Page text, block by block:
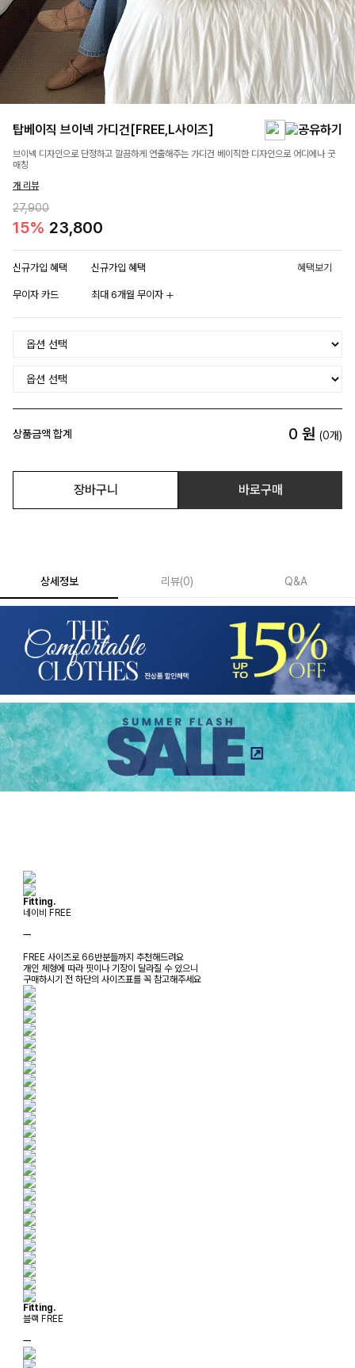
탑베이직 브이넥 가디건[FREE,L사이즈]
브이넥 디자인으로 단정하고 깔끔하게 연출해주는 가디건 베이직한 디자인으로 어디에나 굿
매칭
개 리뷰
27,900
15% 23,800
신규가입 혜택 신규가입 혜택 혜택보기
무이자 카드 최대 6개월 무이자
상품금액 합계 0 원 (0개)
장바구니 바로구매
상세정보 리뷰(0) Q&A
Fitting.
네이비 FREE
ㅡ
FREE 사이즈로 66반분들까지 추천해드려요
개인 체형에 따라 핏이나 기장이 달라질 수 있으니
구매하시기 전 하단의 사이즈표를 꼭 참고해주세요
Fitting.
블랙 FREE
ㅡ